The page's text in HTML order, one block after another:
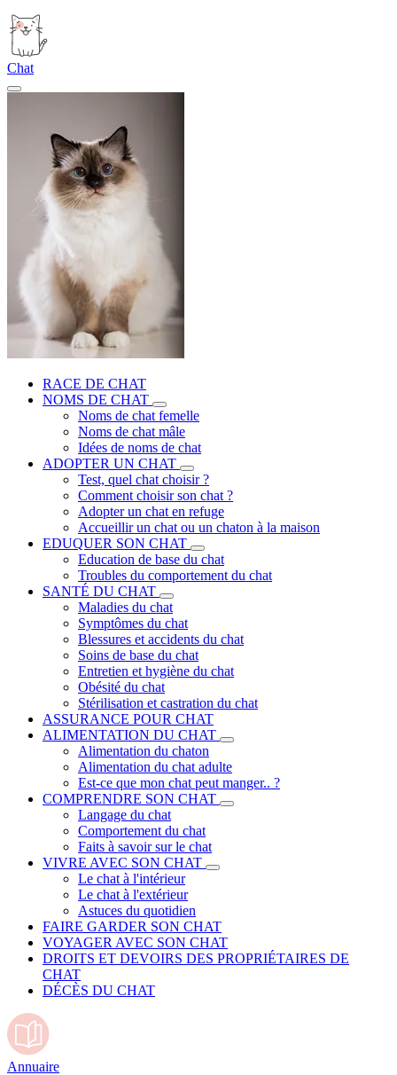
Chat
RACE DE CHAT
NOMS DE CHAT
Noms de chat femelle
Noms de chat mâle
Idées de noms de chat
ADOPTER UN CHAT
Test, quel chat choisir ?
Comment choisir son chat ?
Adopter un chat en refuge
Accueillir un chat ou un chaton à la maison
EDUQUER SON CHAT
Education de base du chat
Troubles du comportement du chat
SANTÉ DU CHAT
Maladies du chat
Symptômes du chat
Blessures et accidents du chat
Soins de base du chat
Entretien et hygiène du chat
Obésité du chat
Stérilisation et castration du chat
ASSURANCE POUR CHAT
ALIMENTATION DU CHAT
Alimentation du chaton
Alimentation du chat adulte
Est-ce que mon chat peut manger.. ?
COMPRENDRE SON CHAT
Langage du chat
Comportement du chat
Faits à savoir sur le chat
VIVRE AVEC SON CHAT
Le chat à l'intérieur
Le chat à l'extérieur
Astuces du quotidien
FAIRE GARDER SON CHAT
VOYAGER AVEC SON CHAT
DROITS ET DEVOIRS DES PROPRIÉTAIRES DE
CHAT
DÉCÈS DU CHAT
Annuaire